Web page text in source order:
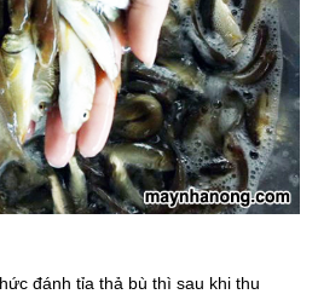
đánh tỉa thả bù thì sau khi thu